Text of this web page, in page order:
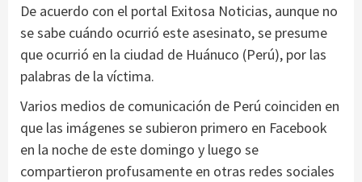
De acuerdo con el portal Exitosa Noticias, aunque no
se sabe cuándo ocurrió este asesinato, se presume
que ocurrió en la ciudad de Huánuco (Perú), por las
palabras de la víctima.
Varios medios de comunicación de Perú coinciden en
que las imágenes se subieron primero en Facebook
en la noche de este domingo y luego se
compartieron profusamente en otras redes sociales